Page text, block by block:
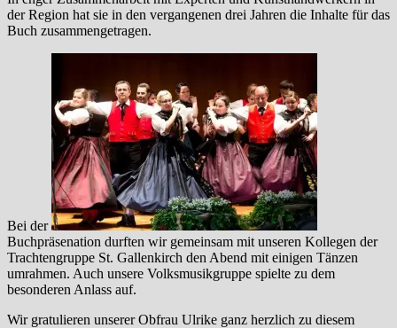
der Region hat sie in den vergangenen drei Jahren die Inhalte für das
Buch zusammengetragen.
Bei der
Buchpräsenation durften wir gemeinsam mit unseren Kollegen der
Trachtengruppe St. Gallenkirch den Abend mit einigen Tänzen
umrahmen. Auch unsere Volksmusikgruppe spielte zu dem
besonderen Anlass auf.
Wir gratulieren unserer Obfrau Ulrike ganz herzlich zu diesem